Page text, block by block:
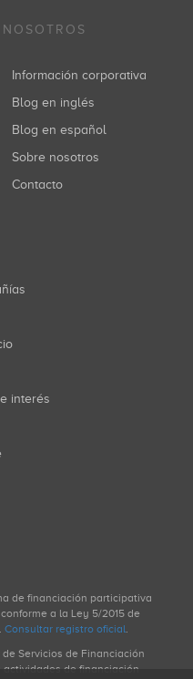
NOSOTROS
Información corporativa
Blog en inglés
Blog en español
Sobre nosotros
Contacto
interés
de financiación participativa
a la Ley 5/2015 de
Consultar registro oficial.
de Servicios de Financiación
actividades de financiación